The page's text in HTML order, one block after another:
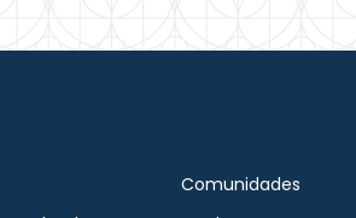
Comunidades